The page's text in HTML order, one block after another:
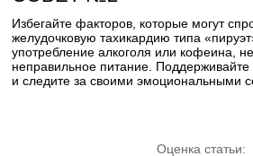
Избегайте факторов, которые могут
желудочковую тахикардию типа
употребление алкоголя или кофеина,
неправильное питание.
и следите за своими эмоциональными
Оценка статьи: